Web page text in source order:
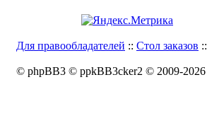
Для правообладателей :: Стол заказов ::
© phpBB3 © ppkBB3cker2 © 2009-2026